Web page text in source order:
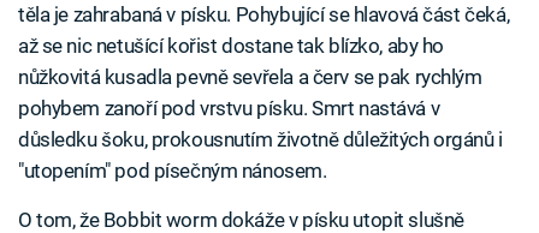
těla je zahrabaná v písku. Pohybující se hlavová část čeká,
až se nic netušící kořist dostane tak blízko, aby ho
nůžkovitá kusadla pevně sevřela a červ se pak rychlým
pohybem zanoří pod vrstvu písku. Smrt nastává v
důsledku šoku, prokousnutím životně důležitých orgánů i
"utopením" pod písečným nánosem.
O tom, že Bobbit worm dokáže v písku utopit slušně